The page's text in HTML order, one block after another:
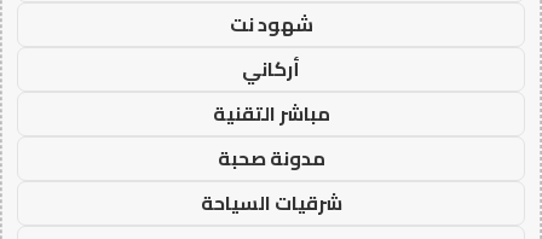
شهود نت
أركاني
مباشر التقنية
مدونة صحبة
شرقيات السياحة